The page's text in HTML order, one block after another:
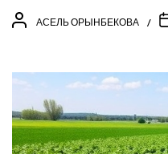
АСЕЛЬ ОРЫНБЕКОВА